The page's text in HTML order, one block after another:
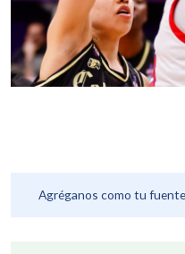
Agréganos como tu